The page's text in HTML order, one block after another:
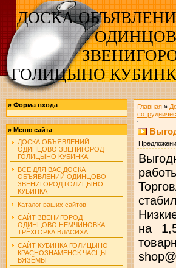
ДОСКА
ГОЛИЦЫНО
» Форма входа
» Меню сайта
ДОСКА ОБЪЯВЛЕНИЙ
ОДИНЦОВО ЗВЕНИГОРОД
ГОЛИЦЫНО КУБИНКА
ВСЁ ДЛЯ ВАС ДОСКА
ОБЪЯВЛЕНИЙ ОДИНЦОВО
ЗВЕНИГОРОД ГОЛИЦЫНО
КУБИНКА
Каталог ваших сайтов
САЙТ ЗВЕНИГОРОД
ОДИНЦОВО НЕМЧИНОВКА
ТРЁХГОРКА ВЛАСИХА
САЙТ КУБИНКА ГОЛИЦЫНО
КРАСНОЗНАМЕНСК ЧАСЦЫ
ВЯЗЁМЫ
Главная»
на